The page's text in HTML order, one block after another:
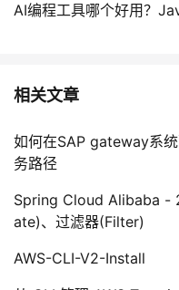
AI编程工具哪个好用？
相关文章
如何在SAP gateway系
务路径
Spring Cloud Alibaba -
ate)、过滤器(Filter)
AWS-CLI-V2-Install